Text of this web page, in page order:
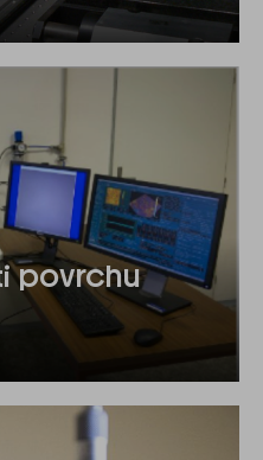
povrchu